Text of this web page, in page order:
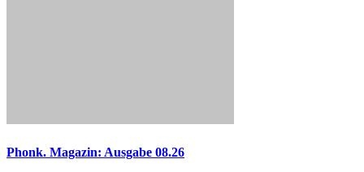
Phonk. Magazin: Ausgabe 08.26